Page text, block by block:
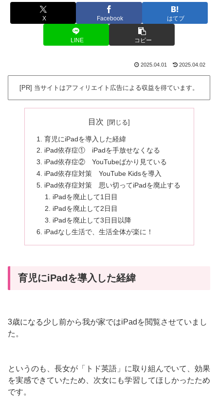
X Facebook はてブ
LINE コピー
2025.04.01 2025.04.02
[PR] 当サイトはアフィリエイト広告による収益を得ています。
目次
育児にiPadを導入した経緯
iPad依存症① iPadを手放せなくなる
iPad依存症② YouTubeばかり見ている
iPad依存症対策 YouTube Kidsを導入
iPad依存症対策 思い切ってiPadを廃止する
iPadを廃止して1日目
iPadを廃止して2日目
iPadを廃止して3日目以降
iPadなし生活で、生活全体が楽に！
育児にiPadを導入した経緯
3歳になる少し前から我が家ではiPadを閲覧させていまし
た。
というのも、長女が「トド英語」に取り組んでいて、効果
を実感できていたため、次女にも学習してほしかったため
です。